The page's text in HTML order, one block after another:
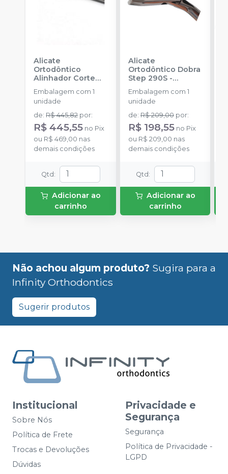
Alicate
Ortodôntico
Alinhador Corte
Gota Para Elástico
Pa-05 - 66-6005
INFINITY
ORTHODONTICS
Embalagem com 1
unidade
de:R$ 445,82 por:
R$ 445,55 no Pix
ou R$ 469,00 nas
demais condições
Qtd :
Adicionar ao
carrinho
Alicate
Ortodôntico Dobra
Step 290S -
060686
ORTHODONTICS
Embalagem com 1
unidade
de: R$ 209,00 por:
R$ 198,55 no Pix
ou R$ 209,00 nas
demais condições
Qtd :
Adicionar ao
carrinho
Não achou algum produto? Sugira para a
Infinity Orthodontics
Sugerir produtos
Institucional
Sobre Nós
Política de Frete
Trocas e Devoluções
Dúvidas
Privacidade e
Segurança
Segurança
Política de Privacidade -
LGPD